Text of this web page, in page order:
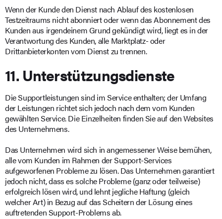
Wenn der Kunde den Dienst nach Ablauf des kostenlosen
Testzeitraums nicht abonniert oder wenn das Abonnement des
Kunden aus irgendeinem Grund gekündigt wird, liegt es in der
Verantwortung des Kunden, alle Marktplatz- oder
Drittanbieterkonten vom Dienst zu trennen.
11. Unterstützungsdienste
Die Supportleistungen sind im Service enthalten; der Umfang
der Leistungen richtet sich jedoch nach dem vom Kunden
gewählten Service. Die Einzelheiten finden Sie auf den Websites
des Unternehmens.
Das Unternehmen wird sich in angemessener Weise bemühen,
alle vom Kunden im Rahmen der Support-Services
aufgeworfenen Probleme zu lösen. Das Unternehmen garantiert
jedoch nicht, dass es solche Probleme (ganz oder teilweise)
erfolgreich lösen wird, und lehnt jegliche Haftung (gleich
welcher Art) in Bezug auf das Scheitern der Lösung eines
auftretenden Support-Problems ab.